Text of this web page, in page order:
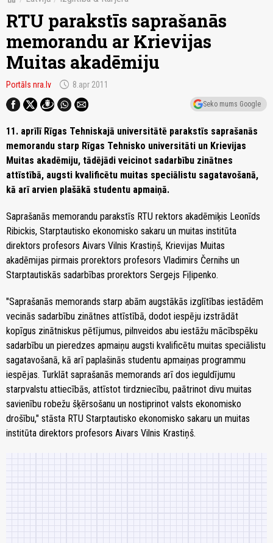
RTU parakstīs saprašanās
memorandu ar Krievijas
Muitas akadēmiju
Portāls nra.lv schedule 8.apr 2011
Seko mums Google
11. aprīlī Rīgas Tehniskajā universitātē parakstīs saprašanās
memorandu starp Rīgas Tehnisko universitāti un Krievijas
Muitas akadēmiju, tādējādi veicinot sadarbību zinātnes
attīstībā, augsti kvalificētu muitas speciālistu sagatavošanā,
kā arī arvien plašākā studentu apmaiņā.
Saprašanās memorandu parakstīs RTU rektors akadēmiķis Leonīds
Ribickis, Starptautisko ekonomisko sakaru un muitas institūta
direktors profesors Aivars Vilnis Krastiņš, Krievijas Muitas
akadēmijas pirmais prorektors profesors Vladimirs Černihs un
Starptautiskās sadarbības prorektors Sergejs Fiļipenko.
"Saprašanās memorands starp abām augstākās izglītības iestādēm
vecinās sadarbību zinātnes attīstībā, dodot iespēju izstrādāt
kopīgus zinātniskus pētījumus, pilnveidos abu iestāžu mācībspēku
sadarbību un pieredzes apmaiņu augsti kvalificētu muitas speciālistu
sagatavošanā, kā arī paplašinās studentu apmaiņas programmu
iespējas. Turklāt saprašanās memorands arī dos ieguldījumu
starpvalstu attiecībās, attīstot tirdzniecību, paātrinot divu muitas
savienību robežu šķērsošanu un nostiprinot valsts ekonomisko
drošību," stāsta RTU Starptautisko ekonomisko sakaru un muitas
institūta direktors profesors Aivars Vilnis Krastiņš.